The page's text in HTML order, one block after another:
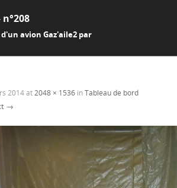
avion Gaz'aile2 par
2014at 2048 × 1536 inTableau de bord
→